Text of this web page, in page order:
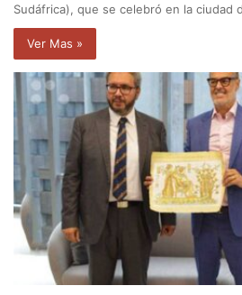
Sudáfrica), que se celebró en la ciudad
Ver Mas »